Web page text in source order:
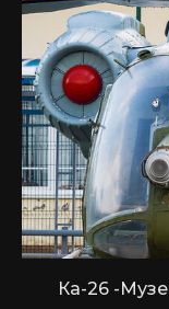
Ка-26 -